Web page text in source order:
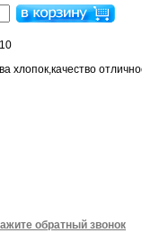
хлопок,качество
обратный звонок